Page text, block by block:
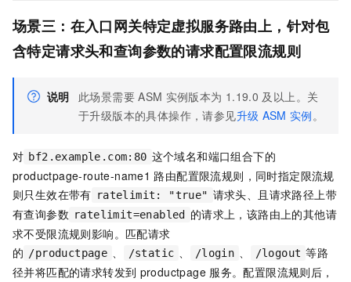
场景三：在入口网关特定虚拟服务路由上，针对包
含特定请求头和查询参数的请求配置限流规则
说明 此场景需要 ASM 实例版本为 1.19.0 及以上。关
于升级版本的具体操作，请参见升级 ASM 实例。
对 bf2.example.com:80 这个域名和端口组合下的
productpage-route-name1 路由配置限流规则，同时指定限流规
则只生效在带有 ratelimit: "true" 请求头、且请求路径上带
有查询参数 ratelimit=enabled
的请求上，该路由上的其他请
求不受限流规则影响。匹配请求
的 /productpage 、 /static 、 /login 、 /logout 等路
径并将匹配的请求转发到 productpage 服务。配置限流规则后，